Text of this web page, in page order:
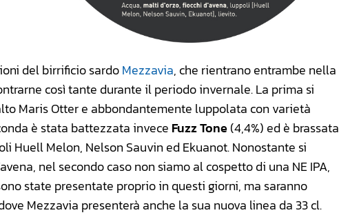
del birrificio sardoMezzavia, che rientrano entrambe nella
così tante durante il periodo invernale. La prima si
Maris Otter e abbondantemente luppolata con varietà
è stata battezzata invece Fuzz Tone(4,4%) ed è brassata
Huell Melon, Nelson Sauvin ed Ekuanot. Nonostante si
nel secondo caso non siamo al cospetto di una NE IPA,
state presentate proprio in questi giorni, ma saranno
Mezzavia presenterà anche la sua nuova linea da 33 cl.